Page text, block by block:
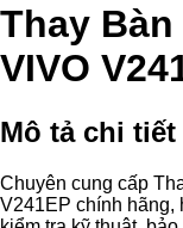
Thay
VIVO
Mô tả chi tiết
Chuyên cung cấp
V241EP chính hãng,